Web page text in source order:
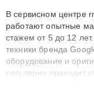
В сервисном центре
работают опытные
стажем от 5 до 12
техники бренда
оборудование и
регулярно проходит
технику с